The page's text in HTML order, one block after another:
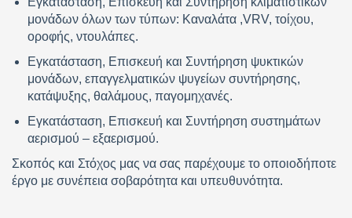
μονάδων όλων των τύπων: Καναλάτα ,VRV, τοίχου,
οροφής, ντουλάπες.
Εγκατάσταση, Επισκευή και Συντήρηση ψυκτικών
μονάδων, επαγγελματικών ψυγείων συντήρησης,
κατάψυξης, θαλάμους, παγομηχανές.
Εγκατάσταση, Επισκευή και Συντήρηση συστημάτων
αερισμού – εξαερισμού.
Σκοπός και Στόχος μας να σας παρέχουμε το οποιοδήποτε
έργο με συνέπεια σοβαρότητα και υπευθυνότητα.